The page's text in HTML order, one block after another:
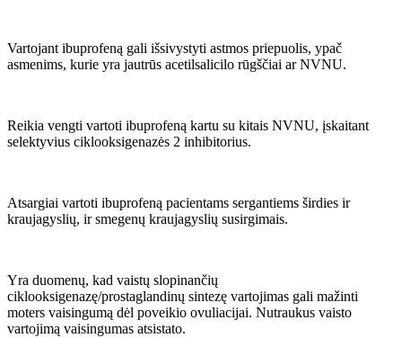
Vartojant ibuprofeną gali išsivystyti astmos priepuolis, ypač
asmenims, kurie yra jautrūs acetilsalicilo rūgščiai ar NVNU.
Reikia vengti vartoti ibuprofeną kartu su kitais NVNU, įskaitant
selektyvius ciklooksigenazės 2 inhibitorius.
Atsargiai vartoti ibuprofeną pacientams sergantiems širdies ir
kraujagyslių, ir smegenų kraujagyslių susirgimais.
Yra duomenų, kad vaistų slopinančių
ciklooksigenazę/prostaglandinų sintezę vartojimas gali mažinti
moters vaisingumą dėl poveikio ovuliacijai. Nutraukus vaisto
vartojimą vaisingumas atsistato.